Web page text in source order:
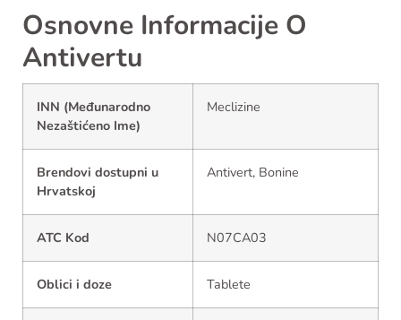
Osnovne Informacije O
Antivertu
INN (Međunarodno
Nezaštićeno Ime)
Meclizine
Brendovi dostupni u
Hrvatskoj
Antivert, Bonine
ATC Kod N07CA03
Oblici i doze Tablete